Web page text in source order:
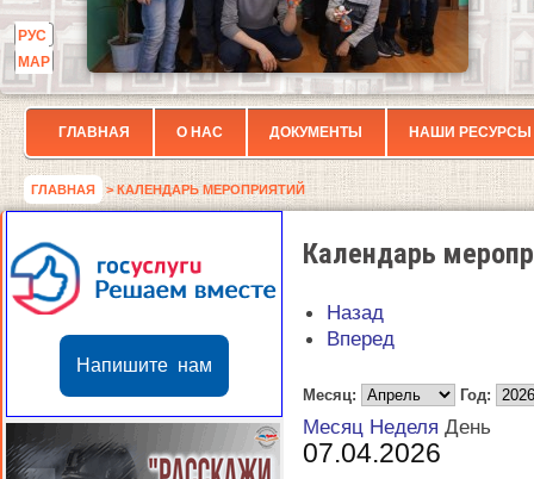
РУС
МАР
ГЛАВНАЯ О НАС ДОКУМЕНТЫ НАШИ РЕСУРСЫ
ГЛАВНАЯ > КАЛЕНДАРЬ МЕРОПРИЯТИЙ
Напишите нам
Календарь
Назад
Вперед
Месяц: Год:
Месяц Неделя День
07.04.2026